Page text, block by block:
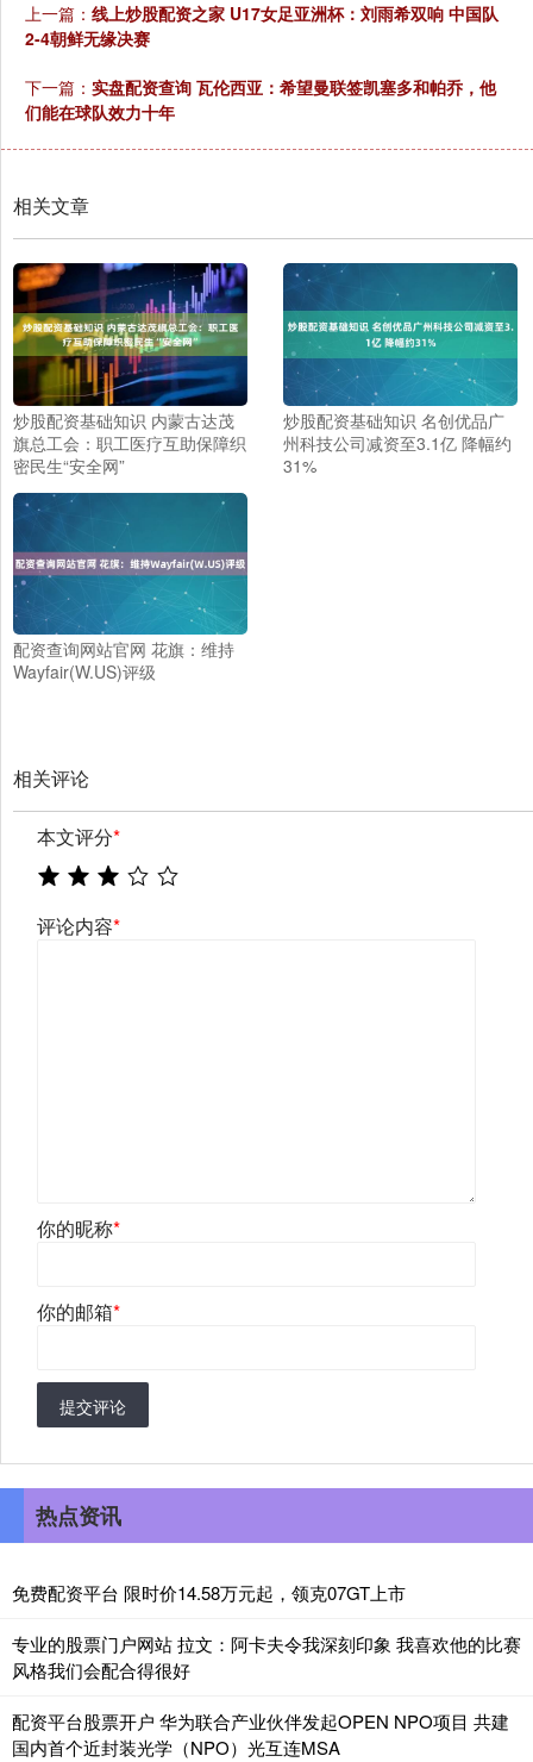
上一篇： 线上炒股配资之家 U17女足亚洲杯：刘雨希双响 中国队
2-4朝鲜无缘决赛
下一篇： 实盘配资查询 瓦伦西亚：希望曼联签凯塞多和帕乔，他
们能在球队效力十年
相关文章
炒股配资基础知识 内蒙古达茂
旗总工会：职工医疗互助保障织
密民生“安全网”
炒股配资基础知识 名创优品广
州科技公司减资至3.1亿 降幅约
31%
配资查询网站官网 花旗：维持
Wayfair(W.US)评级
相关评论
本文评分*
评论内容*
你的昵称*
你的邮箱*
提交评论
热点资讯
免费配资平台 限时价14.58万元起，领克07GT上市
专业的股票门户网站 拉文：阿卡夫令我深刻印象 我喜欢他的比赛
风格我们会配合得很好
配资平台股票开户 华为联合产业伙伴发起OPEN NPO项目 共建
国内首个近封装光学（NPO）光互连MSA